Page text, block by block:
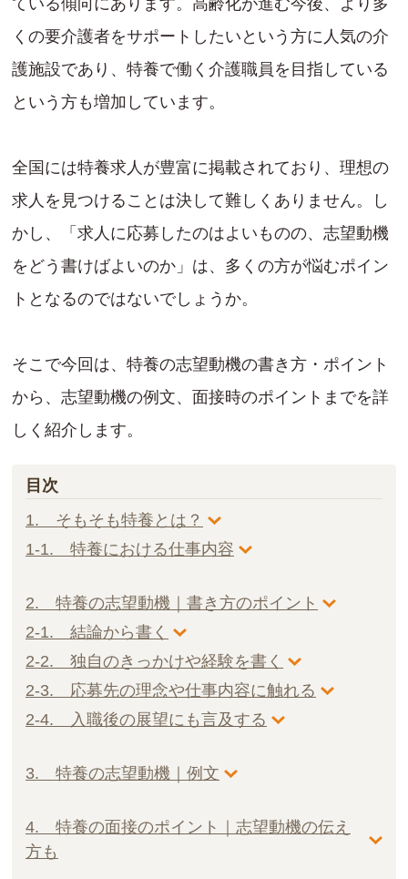
ている傾向にあります。高齢化が進む今後、より多
くの要介護者をサポートしたいという方に人気の介
護施設であり、特養で働く介護職員を目指している
という方も増加しています。
全国には特養求人が豊富に掲載されており、理想の
求人を見つけることは決して難しくありません。し
かし、「求人に応募したのはよいものの、志望動機
をどう書けばよいのか」は、多くの方が悩むポイン
トとなるのではないでしょうか。
そこで今回は、特養の志望動機の書き方・ポイント
から、志望動機の例文、面接時のポイントまでを詳
しく紹介します。
目次
1. そもそも特養とは？
1-1. 特養における仕事内容
2. 特養の志望動機｜書き方のポイント
2-1. 結論から書く
2-2. 独自のきっかけや経験を書く
2-3. 応募先の理念や仕事内容に触れる
2-4. 入職後の展望にも言及する
3. 特養の志望動機｜例文
4. 特養の面接のポイント｜志望動機の伝え
方も